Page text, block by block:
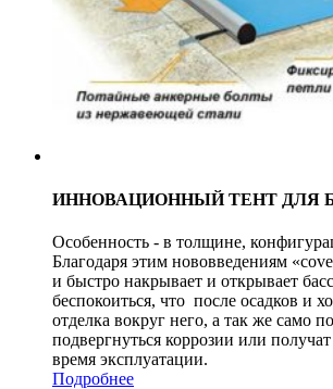
ИННОВАЦИОННЫЙ ТЕНТ ДЛЯ
Особенность - в толщине,
Благодаря этим нововведениям
и быстро накрывает и открывает
беспокоиться, что после осадков и
отделка вокруг него, а так же само
подвергнуться коррозии или
время эксплуатации.
Подробнее